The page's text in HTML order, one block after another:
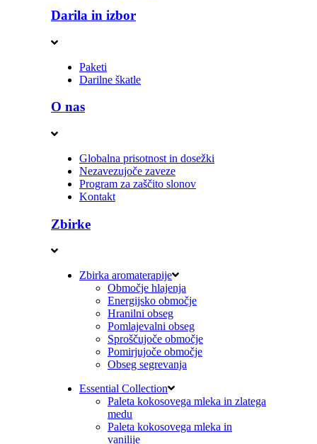
Darila in izbor
Paketi
Darilne škatle
O nas
Globalna prisotnost in dosežki
Nezavezujoče zaveze
Program za zaščito slonov
Kontakt
Zbirke
Zbirka aromaterapije
Območje hlajenja
Energijsko območje
Hranilni obseg
Pomlajevalni obseg
Sproščujoče območje
Pomirjujoče območje
Obseg segrevanja
Essential Collection
Paleta kokosovega mleka in zlatega
medu
Paleta kokosovega mleka in
vanilije